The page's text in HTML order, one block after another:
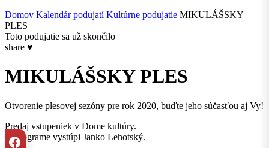
Domov Kalendár podujatí Kultúrne podujatie MIKULÁŠSKY
PLES
Toto podujatie sa už skončilo
share ♥
MIKULÁŠSKY PLES
Otvorenie plesovej sezóny pre rok 2020, buďte jeho súčasťou aj Vy!
Predaj vstupeniek v Dome kultúry.
V programe vystúpi Janko Lehotský.